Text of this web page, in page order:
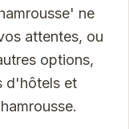
ne
attentes, ou
options,
d'hôtels et